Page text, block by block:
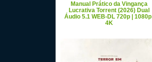
Manual Prático da Vingança
Lucrativa Torrent (2026) Dual
Áudio 5.1 WEB-DL 720p | 1080p |
4K